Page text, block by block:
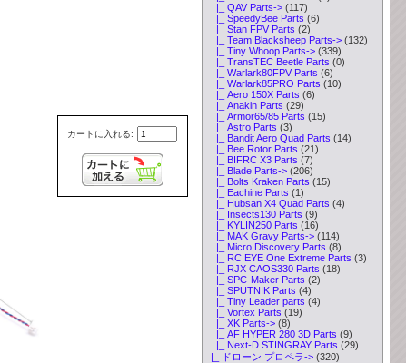
カートに入れる:
|_ QAV Parts->(117)
|_ SpeedyBee Parts (6)
|_ Stan FPV Parts (2)
|_ Team Blacksheep Parts->(132)
|_ Tiny Whoop Parts->(339)
|_ TransTEC Beetle Parts (0)
|_ Warlark80FPV Parts (6)
|_ Warlark85PRO Parts (10)
|_ Aero 150X Parts (6)
|_ Anakin Parts (29)
|_ Armor65/85 Parts (15)
|_ Astro Parts (3)
|_ Bandit Aero Quad Parts (14)
|_ Bee Rotor Parts (21)
|_ BIFRC X3 Parts (7)
|_ Blade Parts->(206)
|_ Bolts Kraken Parts (15)
|_ Eachine Parts (1)
|_ Hubsan X4 Quad Parts (4)
|_ Insects130 Parts (9)
|_ KYLIN250 Parts (16)
|_ MAK Gravy Parts->(114)
|_ Micro Discovery Parts (8)
|_ RC EYE One Extreme Parts (3)
|_ RJX CAOS330 Parts (18)
|_ SPC-Maker Parts (2)
|_ SPUTNIK Parts (4)
|_ Tiny Leader parts (4)
|_ Vortex Parts (19)
|_ XK Parts->(8)
|_ AF HYPER 280 3D Parts (9)
|_ Next-D STINGRAY Parts (29)
|_ ドローン プロペラ->(320)